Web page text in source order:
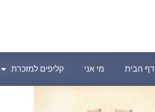
דף הבית מי אני קליפים למזכרת